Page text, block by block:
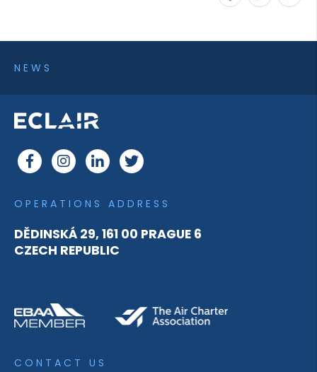
OPERATIONS ADDRESS
DĚDINSKÁ 29, 161 00 PRAGUE 6
CZECH REPUBLIC
CONTACT US
NEWS